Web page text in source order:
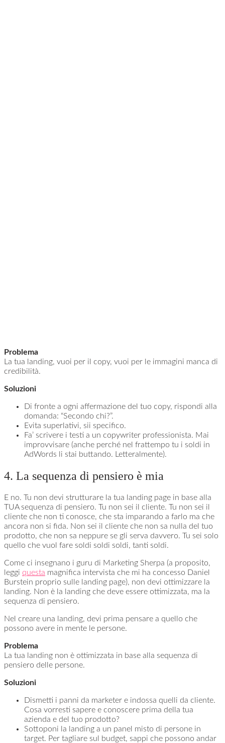
Problema
La tua landing, vuoi per il copy, vuoi per le immagini manca di
credibilità.
Soluzioni
Di fronte a ogni affermazione del tuo copy, rispondi alla
domanda: “Secondo chi?”.
Evita superlativi, sii specifico.
Fa’ scrivere i testi a un copywriter professionista. Mai
improvvisare (anche perché nel frattempo tu i soldi in
AdWords li stai buttando. Letteralmente).
4. La sequenza di pensiero è mia
E no. Tu non devi strutturare la tua landing page in base alla
TUA sequenza di pensiero. Tu non sei il cliente. Tu non sei il
cliente che non ti conosce, che sta imparando a farlo ma che
ancora non si fida. Non sei il cliente che non sa nulla del tuo
prodotto, che non sa neppure se gli serva davvero. Tu sei solo
quello che vuol fare soldi soldi soldi, tanti soldi.
Come ci insegnano i guru di Marketing Sherpa (a proposito,
leggi questa magnifica intervista che mi ha concesso Daniel
Burstein proprio sulle landing page), non devi ottimizzare la
landing. Non è la landing che deve essere ottimizzata, ma la
sequenza di pensiero.
Nel creare una landing, devi prima pensare a quello che
possono avere in mente le persone.
Problema
La tua landing non è ottimizzata in base alla sequenza di
pensiero delle persone.
Soluzioni
Dismetti i panni da marketer e indossa quelli da cliente.
Cosa vorresti sapere e conoscere prima della tua
azienda e del tuo prodotto?
Sottoponi la landing a un panel misto di persone in
target. Per tagliare sul budget, sappi che possono andar